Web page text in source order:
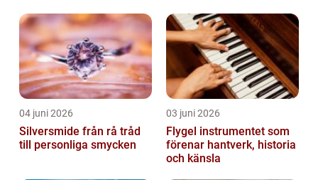
04 juni 2026
Silversmide från rå tråd
till personliga smycken
03 juni 2026
Flygel instrumentet som
förenar hantverk, historia
och känsla